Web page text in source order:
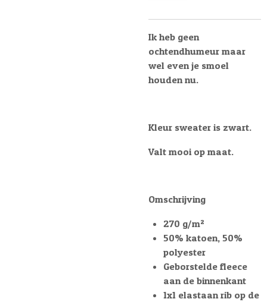
Ik heb geen
ochtendhumeur maar
wel even je smoel
houden nu.
Kleur sweater is zwart.
Valt mooi op maat.
Omschrijving
270 g/m²
50% katoen, 50%
polyester
Geborstelde fleece
aan de binnenkant
1x1 elastaan rib op de